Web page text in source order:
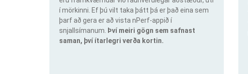
í mörkinni. Ef þú vilt taka þátt þá er það eina sem
þarf að gera er að vista nPerf-appið í
snjallsímanum.
Því meiri gögn sem safnast
saman, því ítarlegri verða kortin.